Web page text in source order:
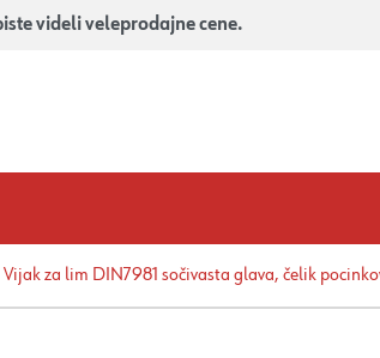
videli veleprodajne cene.
Vijak za lim DIN7981 sočivasta glava, čelik